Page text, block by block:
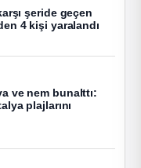
şeride geçen
4 kişi yaralandı
ve nem bunalttı:
plajlarını